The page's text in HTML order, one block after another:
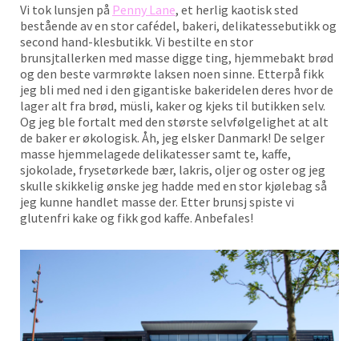
Vi tok lunsjen på Penny Lane, et herlig kaotisk sted
bestående av en stor cafédel, bakeri, delikatessebutikk og
second hand-klesbutikk. Vi bestilte en stor
brunsjtallerken med masse digge ting, hjemmebakt brød
og den beste varmrøkte laksen noen sinne. Etterpå fikk
jeg bli med ned i den gigantiske bakeridelen deres hvor de
lager alt fra brød, müsli, kaker og kjeks til butikken selv.
Og jeg ble fortalt med den største selvfølgelighet at alt
de baker er økologisk. Åh, jeg elsker Danmark! De selger
masse hjemmelagede delikatesser samt te, kaffe,
sjokolade, frysetørkede bær, lakris, oljer og oster og jeg
skulle skikkelig ønske jeg hadde med en stor kjølebag så
jeg kunne handlet masse der. Etter brunsj spiste vi
glutenfri kake og fikk god kaffe. Anbefales!